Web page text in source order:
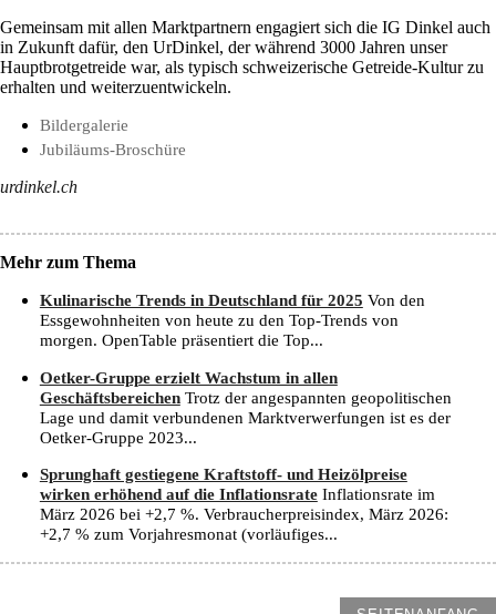
Gemeinsam mit allen Marktpartnern engagiert sich die IG Dinkel auch
in Zukunft dafür, den UrDinkel, der während 3000 Jahren unser
Hauptbrotgetreide war, als typisch schweizerische Getreide-Kultur zu
erhalten und weiterzuentwickeln.
Bildergalerie
Jubiläums-Broschüre
urdinkel.ch
Mehr zum Thema
Kulinarische Trends in Deutschland für 2025 Von den
Essgewohnheiten von heute zu den Top-Trends von
morgen. OpenTable präsentiert die Top...
Oetker-Gruppe erzielt Wachstum in allen
GeschäftsbereichenTrotz der angespannten geopolitischen
Lage und damit verbundenen Marktverwerfungen ist es der
Oetker-Gruppe 2023...
Sprunghaft gestiegene Kraftstoff- und Heizölpreise
wirken erhöhend auf die InflationsrateInflationsrate im
März 2026 bei +2,7 %. Verbraucherpreisindex, März 2026:
+2,7 % zum Vorjahresmonat (vorläufiges...